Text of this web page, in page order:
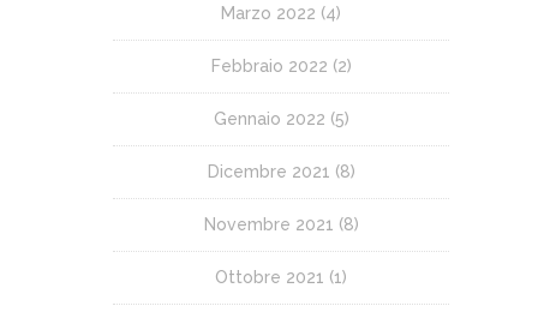
Marzo 2022 (4)
Febbraio 2022 (2)
Gennaio 2022 (5)
Dicembre 2021 (8)
Novembre 2021 (8)
Ottobre 2021 (1)